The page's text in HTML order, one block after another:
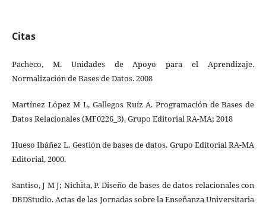
Citas
Pacheco, M. Unidades de Apoyo para el Aprendizaje.
Normalización de Bases de Datos. 2008
Martínez López M L, Gallegos Ruíz A. Programación de Bases de
Datos Relacionales (MF0226_3). Grupo Editorial RA-MA; 2018
Hueso Ibáñez L. Gestión de bases de datos. Grupo Editorial RA-MA
Editorial, 2000.
Santiso, J M J; Nichita, P. Diseño de bases de datos relacionales con
DBDStudio. Actas de las Jornadas sobre la Enseñanza Universitaria